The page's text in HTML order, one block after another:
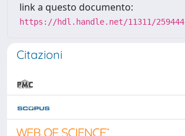
link a questo documento:
https://hdl.handle.net/11311/259444
Citazioni